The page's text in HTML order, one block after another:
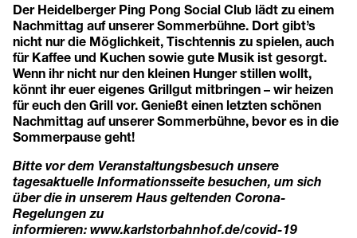
Der Heidelberger Ping Pong Social Club lädt zu einem
Nachmittag auf unserer Sommerbühne. Dort gibt’s
nicht nur die Möglichkeit, Tischtennis zu spielen, auch
für Kaffee und Kuchen sowie gute Musik ist gesorgt.
Wenn ihr nicht nur den kleinen Hunger stillen wollt,
könnt ihr euer eigenes Grillgut mitbringen – wir heizen
für euch den Grill vor. Genießt einen letzten schönen
Nachmittag auf unserer Sommerbühne, bevor es in die
Sommerpause geht!
Bitte vor dem Veranstaltungsbesuch unsere
tagesaktuelle Informationsseite besuchen, um sich
über die in unserem Haus geltenden Corona-
Regelungen zu
informieren: www.karlstorbahnhof.de/covid-19